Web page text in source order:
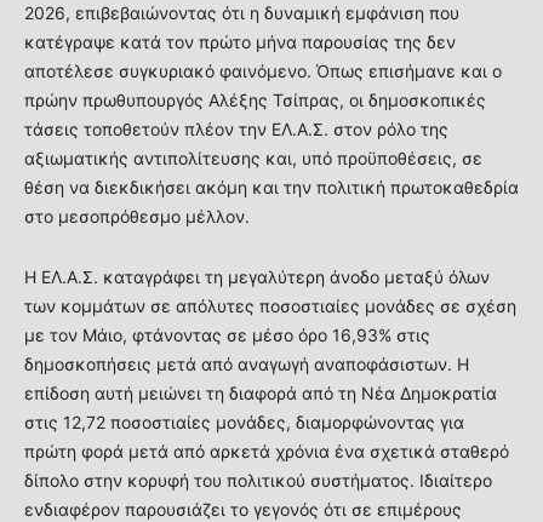
2026, επιβεβαιώνοντας ότι η δυναμική εμφάνιση που
κατέγραψε κατά τον πρώτο μήνα παρουσίας της δεν
αποτέλεσε συγκυριακό φαινόμενο. Όπως επισήμανε και ο
πρώην πρωθυπουργός Αλέξης Τσίπρας, οι δημοσκοπικές
τάσεις τοποθετούν πλέον την ΕΛ.Α.Σ. στον ρόλο της
αξιωματικής αντιπολίτευσης και, υπό προϋποθέσεις, σε
θέση να διεκδικήσει ακόμη και την πολιτική πρωτοκαθεδρία
στο μεσοπρόθεσμο μέλλον.
Η ΕΛ.Α.Σ. καταγράφει τη μεγαλύτερη άνοδο μεταξύ όλων
των κομμάτων σε απόλυτες ποσοστιαίες μονάδες σε σχέση
με τον Μάιο, φτάνοντας σε μέσο όρο 16,93% στις
δημοσκοπήσεις μετά από αναγωγή αναποφάσιστων. Η
επίδοση αυτή μειώνει τη διαφορά από τη Νέα Δημοκρατία
στις 12,72 ποσοστιαίες μονάδες, διαμορφώνοντας για
πρώτη φορά μετά από αρκετά χρόνια ένα σχετικά σταθερό
δίπολο στην κορυφή του πολιτικού συστήματος. Ιδιαίτερο
ενδιαφέρον παρουσιάζει το γεγονός ότι σε επιμέρους